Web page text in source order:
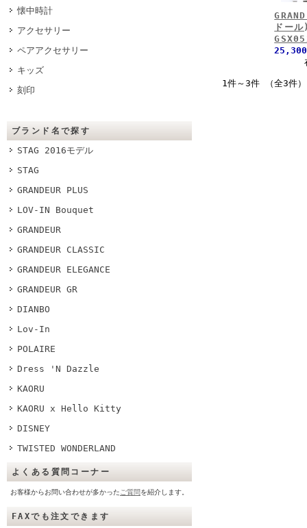
懐中時計
アクセサリー
ペアアクセサリー
キッズ
刻印
ブランド名で探す
STAG 2016モデル
STAG
GRANDEUR PLUS
LOV-IN Bouquet
GRANDEUR
GRANDEUR CLASSIC
GRANDEUR ELEGANCE
GRANDEUR GR
DIANBO
Lov-In
POLAIRE
Dress 'N Dazzle
KAORU
KAORU x Hello Kitty
DISNEY
TWISTED WONDERLAND
よくある質問コーナー
お客様からお問い合わせが多かった ご質問を紹介します。
FAXでも注文できます
ド
1件～3件 （全3件）